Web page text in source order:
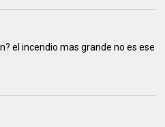
el incendio mas grande no es ese